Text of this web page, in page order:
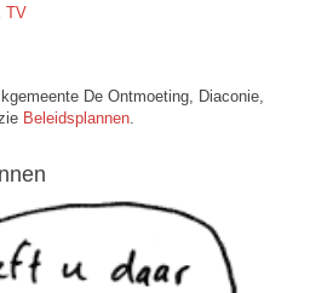
TV
De Ontmoeting, Diaconie,
Beleidsplannen.